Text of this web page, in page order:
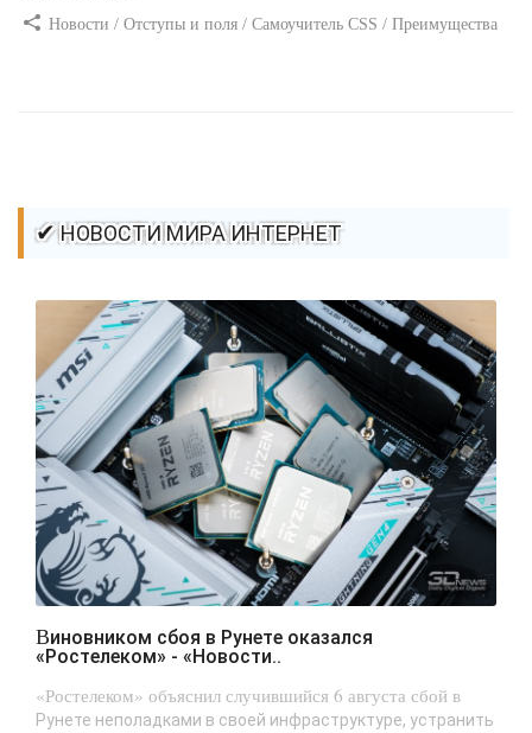
Новости / Отступы и поля / Самоучитель CSS / Преимущества
✔ НОВОСТИ МИРА ИНТЕРНЕТ
Виновником сбоя в Рунете оказался
«Ростелеком» - «Новости..
«Ростелеком» объяснил случившийся 6 августа сбой в
Рунете неполадками в своей инфраструктуре, устранить